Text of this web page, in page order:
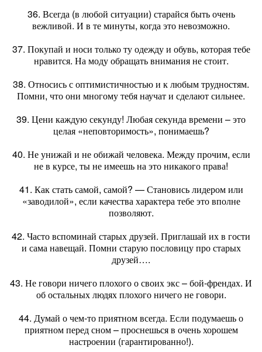
36. Всегда (в любой ситуации) старайся быть очень
вежливой. И в те минуты, когда это невозможно.
37. Покупай и носи только ту одежду и обувь, которая тебе
нравится. На моду обращать внимания не стоит.
38. Относись с оптимистичностью и к любым трудностям.
Помни, что они многому тебя научат и сделают сильнее.
39. Цени каждую секунду! Любая секунда времени – это
целая «неповторимость», понимаешь?
40. Не унижай и не обижай человека. Между прочим, если
не в курсе, ты не имеешь на это никакого права!
41. Как стать самой, самой? — Становись лидером или
«заводилой», если качества характера тебе это вполне
позволяют.
42. Часто вспоминай старых друзей. Приглашай их в гости
и сама навещай. Помни старую пословицу про старых
друзей….
43. Не говори ничего плохого о своих экс – бой-френдах. И
об остальных людях плохого ничего не говори.
44. Думай о чем-то приятном всегда. Если подумаешь о
приятном перед сном – проснешься в очень хорошем
настроении (гарантированно!).